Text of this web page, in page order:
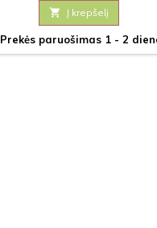
 Į krepšelį
Prekės paruošimas 1 - 2